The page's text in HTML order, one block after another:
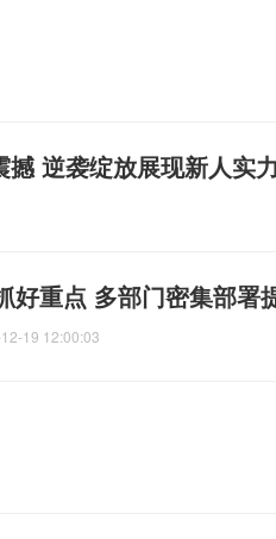
逆袭绽放展现新人实力
好重点 多部门密集部署
19 12:00:03